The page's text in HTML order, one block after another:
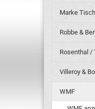
Marke
Robbe &
Rosenthal /
Villeroy &
WMF